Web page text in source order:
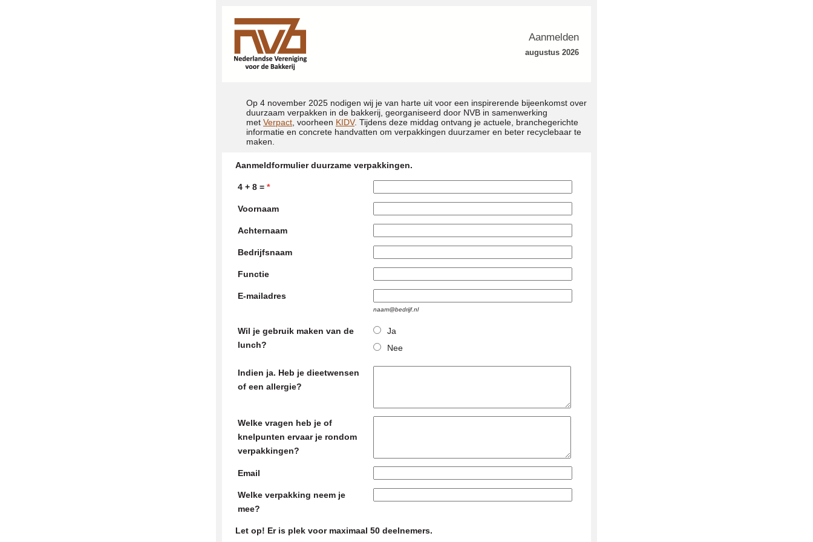
Aanmelden
augustus 2026
Op 4 november 2025 nodigen wij je van harte uit voor een inspirerende bijeenkomst over
duurzaam verpakken in de bakkerij, georganiseerd door NVB in samenwerking
met Verpact , voorheen KIDV. Tijdens deze middag ontvang je actuele, branchegerichte
informatie en concrete handvatten om verpakkingen duurzamer en beter recyclebaar te
maken.
Aanmeldformulier duurzame verpakkingen.
4 + 8 = *
Voornaam
Achternaam
Bedrijfsnaam
Functie
E-mailadres
naam@bedrijf.nl
Wil je gebruik maken van de
lunch?
Ja
Nee
Indien ja. Heb je dieetwensen
of een allergie?
Welke vragen heb je of
knelpunten ervaar je rondom
verpakkingen?
Email
Welke verpakking neem je
mee?
Let op! Er is plek voor maximaal 50 deelnemers.